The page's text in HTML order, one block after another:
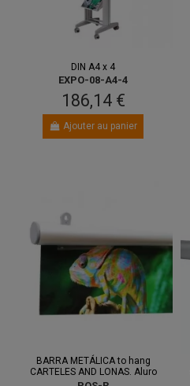
DIN A4 x 4
EXPO-08-A4-4
186,14 €
Ajouter au panier
BARRA METÁLICA to hang
CARTELES AND LONAS. Aluro